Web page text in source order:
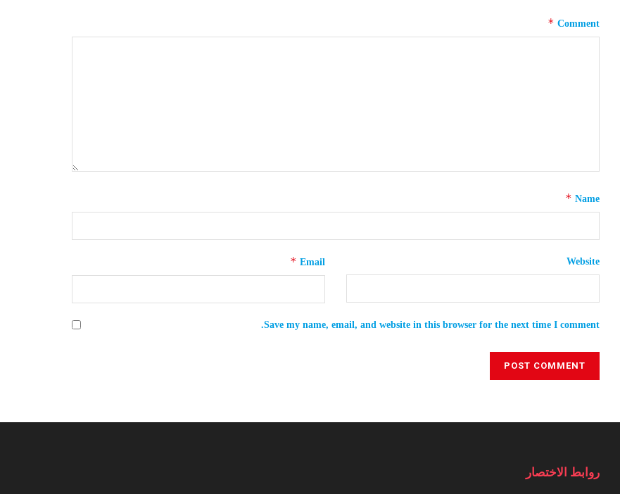
Comment
*
Name
*
Email
* Website
Save my name, email, and website in this browser for the next time I comment.
روابط الاختصار